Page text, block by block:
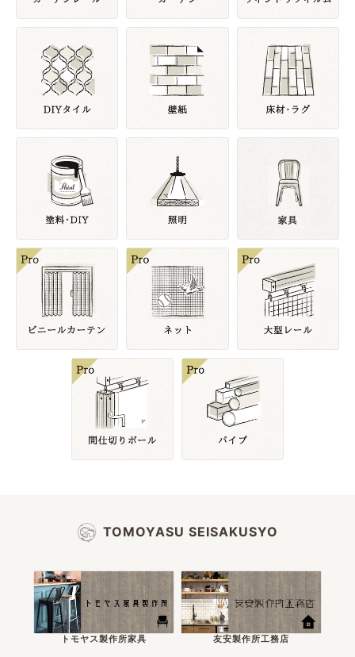
TOMOYASU SEISAKUSYO
トモヤス製作所家具 友安製作所工務店